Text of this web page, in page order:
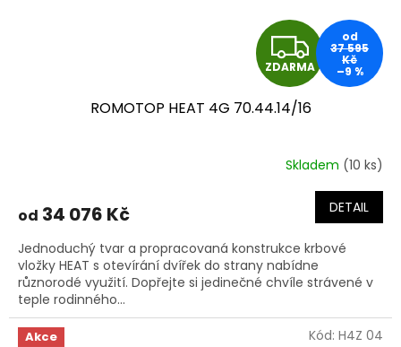
Z
D
A
R
M
A
ZDARMA
od
37 595
Kč
–9 %
ROMOTOP HEAT 4G 70.44.14/16
Skladem (10 ks)
od 34 076 Kč DETAIL
Jednoduchý tvar a propracovaná konstrukce krbové
vložky HEAT s otevírání dvířek do strany nabídne
různorodé využití. Dopřejte si jedinečné chvíle strávené v
teple rodinného...
Akce Kód: H4Z 04